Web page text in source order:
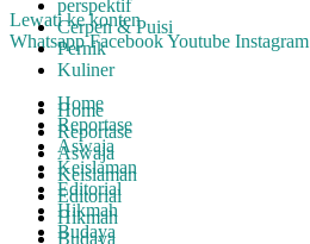
Lewati ke konten
Whatsapp FacebookYoutube Instagram
Home
Reportase
Aswaja
Keislaman
Editorial
Hikmah
Budaya
perspektif
Cerpen & Puisi
Pernik
Kuliner
Home
Reportase
Aswaja
Keislaman
Editorial
Hikmah
Budaya